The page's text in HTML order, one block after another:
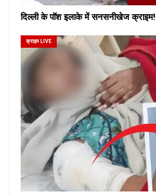
दिल्ली के पॉश इलाके में सनसनीखेज क्राइम!
क्राइम LIVE